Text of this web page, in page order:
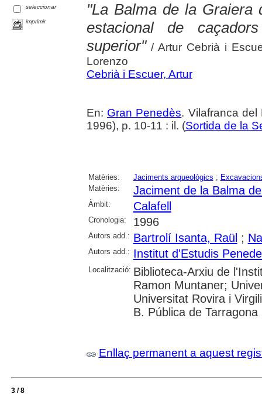
seleccionar
imprimir
"La Balma de la Graiera
estacional de
superior"/ Artur Cebrià i
Lorenzo
Cebrià i Escuer, Artur
En: Gran Penedès. Vilafranca del
1996), p. 10-11 : il. (Sortida de la
Matèries: Jaciments arqueològics ;
Matèries:
Jaciment de la Balma
Àmbit: Calafell
Cronologia: 1996
Autors add.: Bartrolí Isanta, Raül ;
Autors add.: Institut d'Estudis
Localització: Biblioteca-Arxiu de
Ramon Muntaner;
Universitat Rovira i
B. Pública de Tarragona
Enllaç permanent a aquest
3 / 8